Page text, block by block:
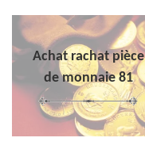
Achat rachat pièce
de monnaie 81